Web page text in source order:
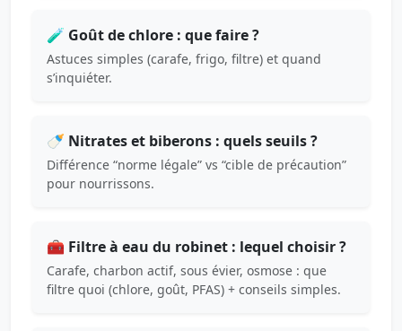
🧪 Goût de chlore : que faire ?
Astuces simples (carafe, frigo, filtre) et quand
s’inquiéter.
🍼 Nitrates et biberons : quels seuils ?
Différence “norme légale” vs “cible de précaution”
pour nourrissons.
🧰 Filtre à eau du robinet : lequel choisir ?
Carafe, charbon actif, sous évier, osmose : que
filtre quoi (chlore, goût, PFAS) + conseils simples.